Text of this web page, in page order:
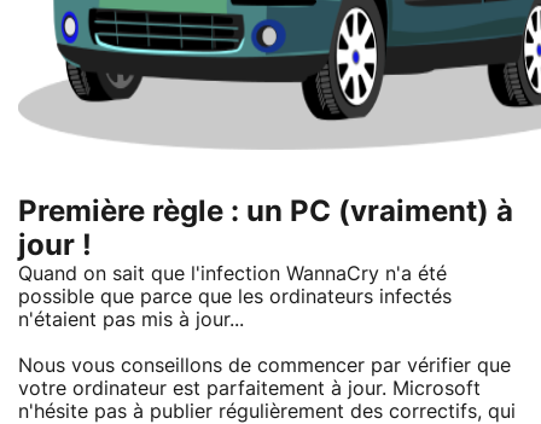
Première règle : un PC (vraiment) à
jour !
Quand on sait que l'infection WannaCry n'a été
possible que parce que les ordinateurs infectés
n'étaient pas mis à jour...
Nous vous conseillons de commencer par vérifier que
votre ordinateur est parfaitement à jour. Microsoft
n'hésite pas à publier régulièrement des correctifs, qui